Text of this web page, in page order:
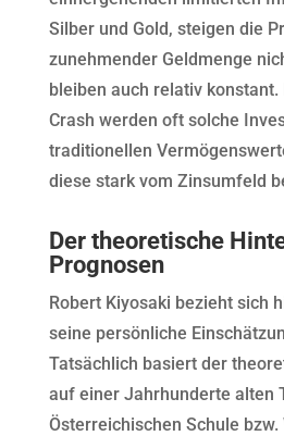
Silber und Gold, steigen die
zunehmender Geldmenge
bleiben auch relativ konstant.
Crash werden oft solche
traditionellen
diese stark vom Zinsumfeld
Der theoretische
Prognosen
Robert Kiyosaki bezieht sich
seine persönliche
Tatsächlich basiert der
auf einer Jahrhunderte alten
Österreichischen Schule